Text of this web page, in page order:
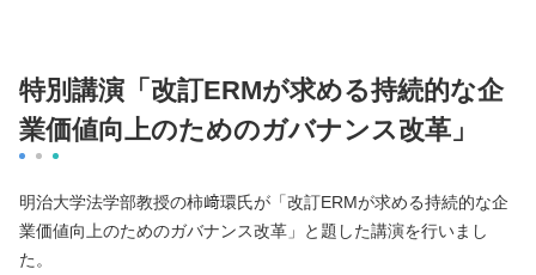
特別講演「改訂ERMが求める持続的な企
業価値向上のためのガバナンス改革」
明治大学法学部教授の柿﨑環氏が「改訂ERMが求める持続的な企
業価値向上のためのガバナンス改革」と題した講演を行いまし
た。